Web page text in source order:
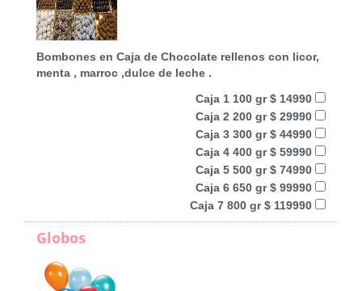
Bombones en Caja de Chocolate rellenos con licor,
menta , marroc ,dulce de leche .
Caja 1 100 gr $ 14990
Caja 2 200 gr $ 29990
Caja 3 300 gr $ 44990
Caja 4 400 gr $ 59990
Caja 5 500 gr $ 74990
Caja 6 650 gr $ 99990
Caja 7 800 gr $ 119990
Globos